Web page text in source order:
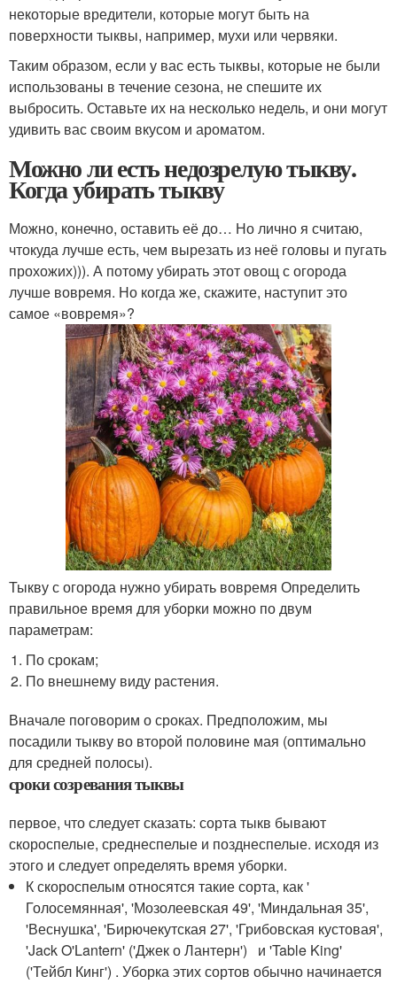
некоторые вредители, которые могут быть на
поверхности тыквы, например, мухи или червяки.
Таким образом, если у вас есть тыквы, которые не были
использованы в течение сезона, не спешите их
выбросить. Оставьте их на несколько недель, и они могут
удивить вас своим вкусом и ароматом.
Можно ли есть недозрелую тыкву.
Когда убирать тыкву
Можно, конечно, оставить её до… Но лично я считаю,
чтокуда лучше есть, чем вырезать из неё головы и пугать
прохожих))). А потому убирать этот овощ с огорода
лучше вовремя. Но когда же, скажите, наступит это
самое «вовремя»?
Тыкву с огорода нужно убирать вовремя Определить
правильное время для уборки можно по двум
параметрам:
По срокам;
По внешнему виду растения.
Вначале поговорим о сроках. Предположим, мы
посадили тыкву во второй половине мая (оптимально
для средней полосы).
сроки созревания тыквы
первое, что следует сказать: сорта тыкв бывают
скороспелые, среднеспелые и позднеспелые. исходя из
этого и следует определять время уборки.
К скороспелым относятся такие сорта, как '
Голосемянная', 'Мозолеевская 49', 'Миндальная 35',
'Веснушка', 'Бирючекутская 27', 'Грибовская кустовая',
'Jack O'Lantern' ('Джек о Лантерн') и 'Table King'
('Тейбл Кинг') . Уборка этих сортов обычно начинается